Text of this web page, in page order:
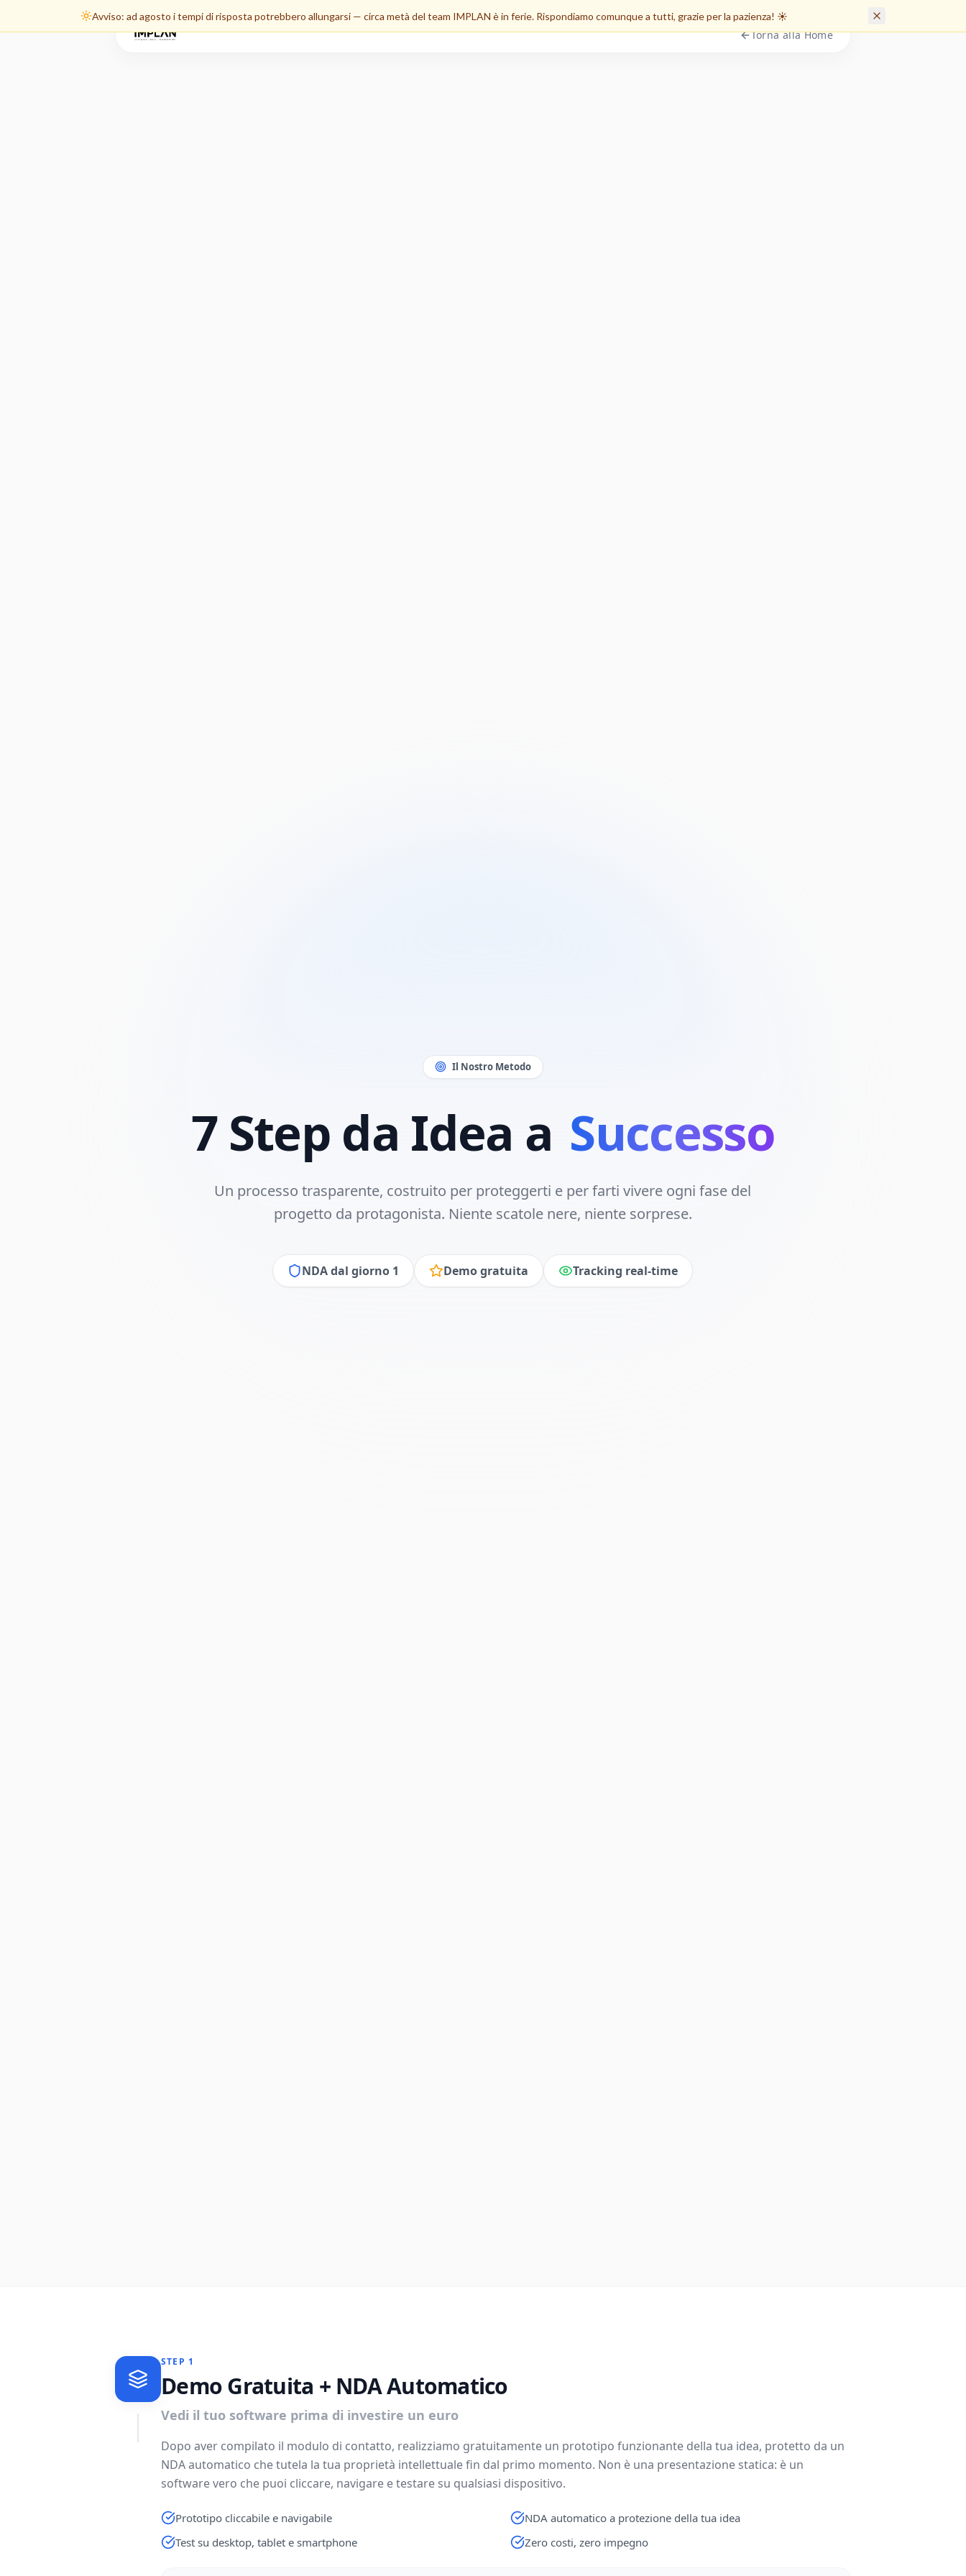
Avviso: ad agosto i tempi di risposta potrebbero allungarsi — circa metà del team IMPLAN è in ferie. Rispondiamo comunque a tutti, grazie per la pazienza! ☀️
Torna alla Home
Il Nostro Metodo
7 Step da Idea a Successo
Un processo trasparente, costruito per proteggerti e per farti vivere ogni fase del
progetto da protagonista. Niente scatole nere, niente sorprese.
NDA dal giorno 1 Demo gratuita Tracking real-time
STEP 1
Demo Gratuita + NDA Automatico
Vedi il tuo software prima di investire un euro
Dopo aver compilato il modulo di contatto, realizziamo gratuitamente un prototipo funzionante della tua idea, protetto da un
NDA automatico che tutela la tua proprietà intellettuale fin dal primo momento. Non è una presentazione statica: è un
software vero che puoi cliccare, navigare e testare su qualsiasi dispositivo.
Prototipo cliccabile e navigabile
NDA automatico a protezione della tua idea
Test su desktop, tablet e smartphone
Zero costi, zero impegno